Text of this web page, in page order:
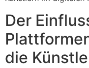
Der
die